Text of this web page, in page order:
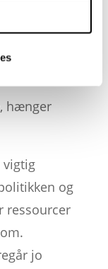
hvordan
svært at
hænger
vigtig
og
ressourcer
jo